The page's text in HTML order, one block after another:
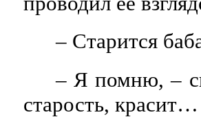
– Старится
– Я помню, –
старость, красит…